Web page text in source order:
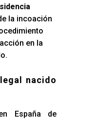
la incoación
en la
nacido
España de